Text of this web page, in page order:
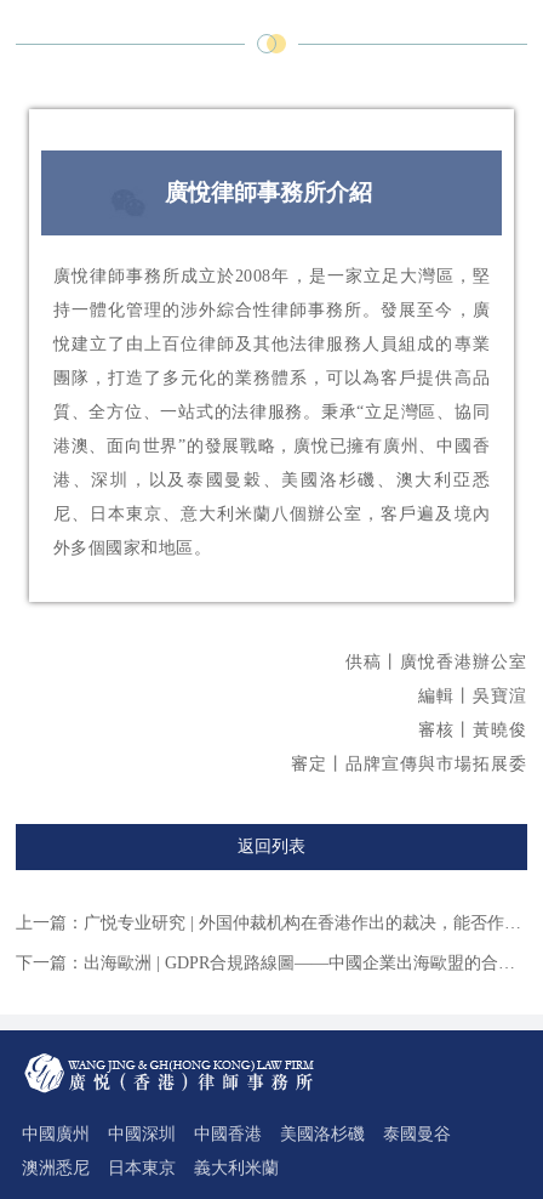
廣悅律師事務所介紹
廣悅律師事務所成立於2008年，是一家立足大灣區，堅
持一體化管理的涉外綜合性律師事務所。發展至今，廣
悅建立了由上百位律師及其他法律服務人員組成的專業
團隊，打造了多元化的業務體系，可以為客戶提供高品
質、全方位、一站式的法律服務。秉承“立足灣區、協同
港澳、面向世界”的發展戰略，廣悅已擁有廣州、中國香
港、深圳，以及泰國曼穀、美國洛杉磯、澳大利亞悉
尼、日本東京、意大利米蘭八個辦公室，客戶遍及境內
外多個國家和地區。
供稿丨廣悅香港辦公室
編輯丨吳寶渲
審核丨黃曉俊
審定丨品牌宣傳與市場拓展委
返回列表
上一篇： 广悦专业研究 | 外国仲裁机构在香港作出的裁决，能否作为“香港裁决”在内地执行？
下一篇： 出海歐洲 | GDPR合規路線圖——中國企業出海歐盟的合規行動清單
中國廣州 中國深圳 中國香港 美國洛杉磯
泰國曼谷
澳洲悉尼
日本東京 義大利米蘭